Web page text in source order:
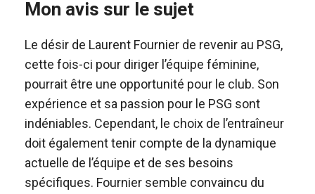
Mon avis sur le sujet
Le désir de Laurent Fournier de revenir au PSG,
cette fois-ci pour diriger l’équipe féminine,
pourrait être une opportunité pour le club. Son
expérience et sa passion pour le PSG sont
indéniables. Cependant, le choix de l’entraîneur
doit également tenir compte de la dynamique
actuelle de l’équipe et de ses besoins
spécifiques. Fournier semble convaincu du